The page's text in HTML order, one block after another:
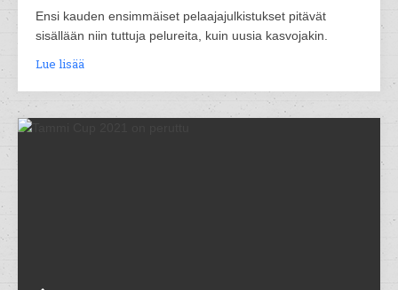
Ensi kauden ensimmäiset pelaajajulkistukset pitävät
sisällään niin tuttuja pelureita, kuin uusia kasvojakin.
Lue lisää